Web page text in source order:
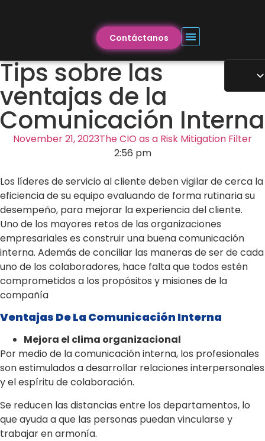
Contáctanos
Tips sobre las
ventajas de la
Comunicación Interna
November 21, 2023The CIO as a Risk Mitigation Filter
2:56 pm
Los líderes de servicio al cliente deben vigilar de cerca la
eficiencia de su equipo evaluando de forma rutinaria su
desempeño, para mejorar la experiencia del cliente.
Uno de los mayores retos de las organizaciones
empresariales es construir una buena comunicación
interna. Además de conciliar las maneras de ser de cada
uno de los colaboradores, hace falta que todos estén
comprometidos a los propósitos y misiones de la
compañía
Ventajas De La Comunicación Interna
Mejora el clima organizacional
Por medio de la comunicación interna, los profesionales
son estimulados a desarrollar relaciones interpersonales
y el espíritu de colaboración.
Se reducen las distancias entre los departamentos, lo
que ayuda a que las personas puedan vincularse y
trabajar en armonía.